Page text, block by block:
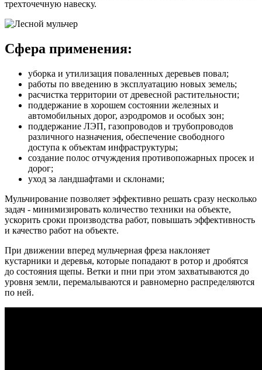
трехточечную навеску.
Сфера применения:
уборка и утилизация поваленных деревьев повал;
работы по введению в эксплуатацию новых земель;
расчистка территории от древесной растительности;
поддержание в хорошем состоянии железных и
автомобильных дорог, аэродромов и особых зон;
поддержание ЛЭП, газопроводов и трубопроводов
различного назначения, обеспечение свободного
доступа к объектам инфраструктуры;
создание полос отчуждения противопожарных просек и
дорог;
уход за ландшафтами и склонами;
Мульчирование позволяет эффективно решать сразу несколько
задач - минимизировать количество техники на объекте,
ускорить сроки производства работ, повышать эффективность
и качество работ на объекте.
При движении вперед мульчерная фреза наклоняет
кустарники и деревья, которые попадают в ротор и дробятся
до состояния щепы. Ветки и пни при этом захватываются до
уровня земли, перемалываются и равномерно распределяются
по ней.